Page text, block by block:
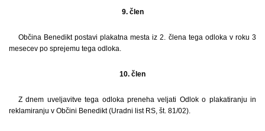
9. člen
Občina Benedikt postavi plakatna mesta iz 2. člena tega odloka v roku 3
mesecev po sprejemu tega odloka.
10. člen
Z dnem uveljavitve tega odloka preneha veljati Odlok o plakatiranju in
reklamiranju v Občini Benedikt (Uradni list RS, št. 81/02).